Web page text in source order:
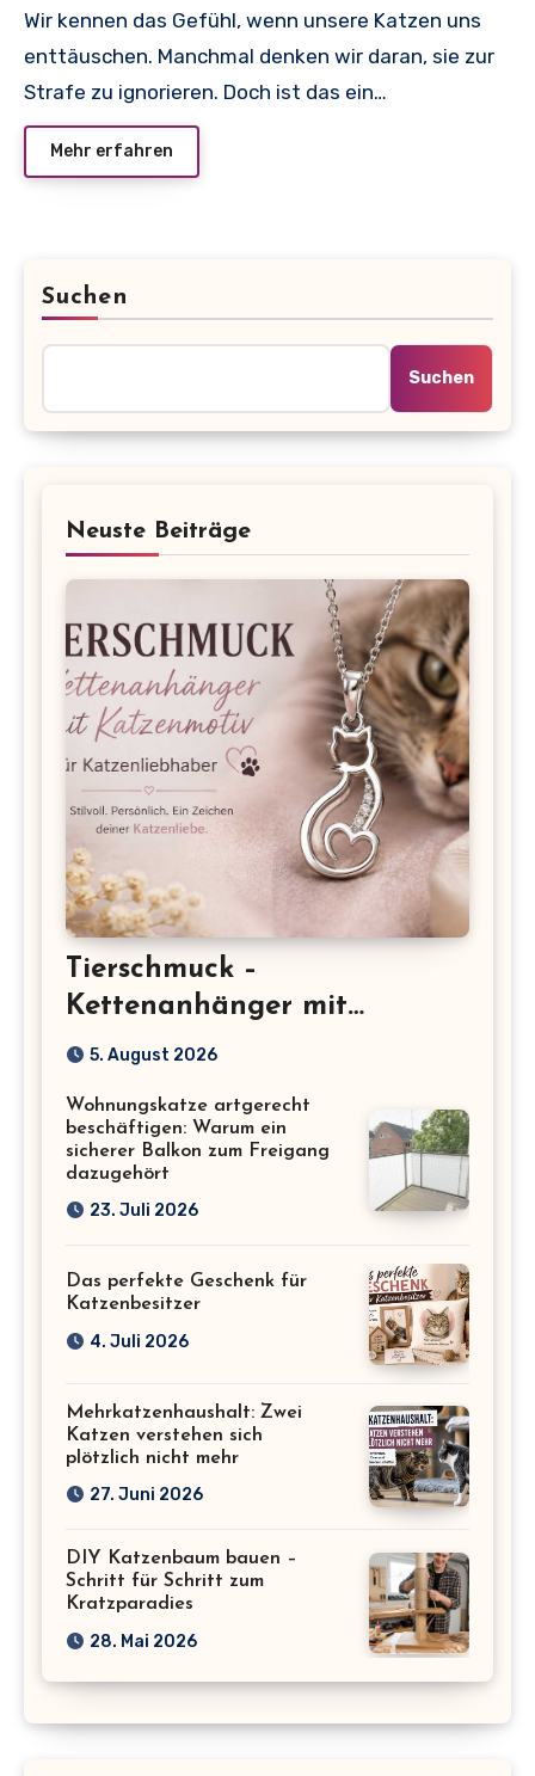
Wir kennen das Gefühl, wenn unsere Katzen uns
enttäuschen. Manchmal denken wir daran, sie zur
Strafe zu ignorieren. Doch ist das ein…
Mehr erfahren
Suchen
Suchen
Neuste Beiträge
Tierschmuck –
Kettenanhänger mit
Katzenmotiv für
5. August 2026
Wohnungskatze artgerecht
beschäftigen: Warum ein
sicherer Balkon zum Freigang
dazugehört
23. Juli 2026
Das perfekte Geschenk für
Katzenbesitzer
4. Juli 2026
Mehrkatzenhaushalt: Zwei
Katzen verstehen sich
plötzlich nicht mehr
27. Juni 2026
DIY Katzenbaum bauen –
Schritt für Schritt zum
Kratzparadies
28. Mai 2026